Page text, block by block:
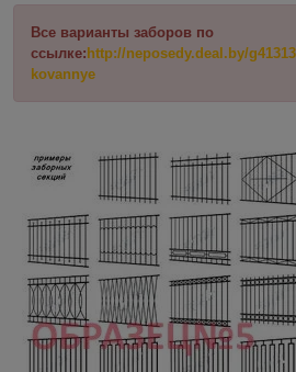
Все варианты заборов по
ссылке: http://neposedy.deal.by/
kovannye